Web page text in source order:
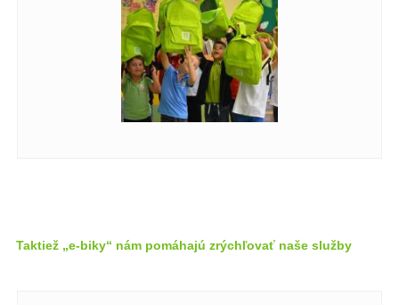
Taktiež „e-biky“ nám pomáhajú zrýchľovať naše služby